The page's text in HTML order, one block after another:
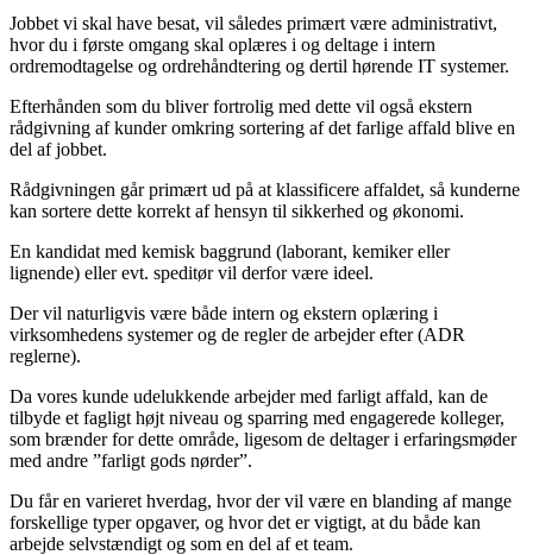
Jobbet vi skal have besat, vil således primært være administrativt,
hvor du i første omgang skal oplæres i og deltage i intern
ordremodtagelse og ordrehåndtering og dertil hørende IT systemer.
Efterhånden som du bliver fortrolig med dette vil også ekstern
rådgivning af kunder omkring sortering af det farlige affald blive en
del af jobbet.
Rådgivningen går primært ud på at klassificere affaldet, så kunderne
kan sortere dette korrekt af hensyn til sikkerhed og økonomi.
En kandidat med kemisk baggrund (laborant, kemiker eller
lignende) eller evt. speditør vil derfor være ideel.
Der vil naturligvis være både intern og ekstern oplæring i
virksomhedens systemer og de regler de arbejder efter (ADR
reglerne).
Da vores kunde udelukkende arbejder med farligt affald, kan de
tilbyde et fagligt højt niveau og sparring med engagerede kolleger,
som brænder for dette område, ligesom de deltager i erfaringsmøder
med andre ”farligt gods nørder”.
Du får en varieret hverdag, hvor der vil være en blanding af mange
forskellige typer opgaver, og hvor det er vigtigt, at du både kan
arbejde selvstændigt og som en del af et team.